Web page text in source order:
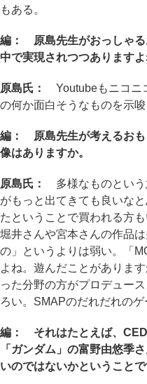
もある。
編： 原島先生がおっしゃる
中で実現されつつありますよ
原島氏：
Youtubeもニコニ
の何か面白そうなものを示唆
編： 原島先生が考えるおも
像はありますか。
原島氏：
多様なものという
がもっと出てきても良いな
たということで買われる方
堀井さんや宮本さんの作品
の」というよりは弱い。「
よね。遊んだことがありま
った分野の方がプロデュー
ろい。SMAPのだれだれのゲ
編： それはたとえば、
「ガンダム」の富野由悠季
いのではないかということで